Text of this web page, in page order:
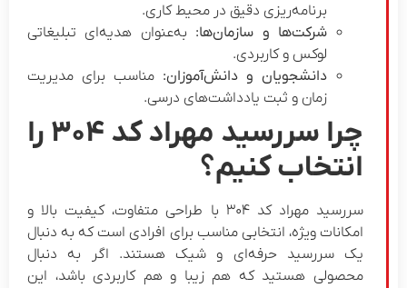
برنامه‌ریزی دقیق در محیط کاری.
شرکت‌ها و سازمان‌ها:به‌عنوان هدیه‌ای تبلیغاتی
لوکس و کاربردی.
دانشجویان و دانش‌آموزان:مناسب برای مدیریت
زمان و ثبت یادداشت‌های درسی.
چرا سررسید مهراد کد ۳۰۴ را
انتخاب کنیم؟
سررسید مهراد کد ۳۰۴ با طراحی متفاوت، کیفیت بالا و
امکانات ویژه، انتخابی مناسب برای افرادی است که به دنبال
یک سررسید حرفه‌ای و شیک هستند. اگر به دنبال
محصولی هستید که هم زیبا و هم کاربردی باشد، این